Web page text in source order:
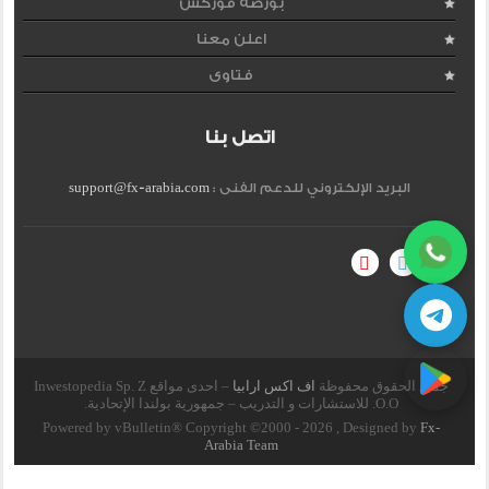
اعلن معنا
فتاوى
اتصل بنا
البريد الإلكتروني للدعم الفنى :support@fx-arabia.com
جميع الحقوق محفوظة اف اكس ارابيا
– احدى مواقع Inwestopedia Sp. Z
O.O. للاستشارات و التدريب – جمهورية بولندا الإتحادية.
Powered by vBulletin® Copyright ©2000 - 2026 , Designed byFx-
Arabia Team